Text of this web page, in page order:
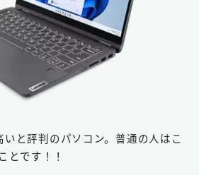
と評判のパソコン。普通の人はこ
とです！！